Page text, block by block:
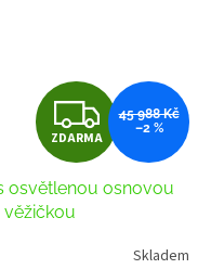
Z
D
A
ZDARMA
45 988 Kč
–2 %
osvětlenou osnovou
Skladem